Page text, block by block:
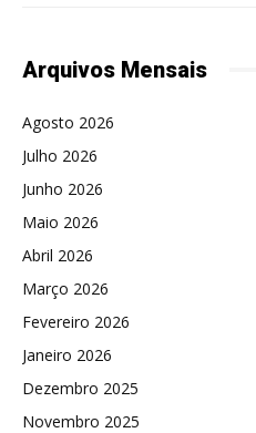
Arquivos Mensais
Agosto 2026
Julho 2026
Junho 2026
Maio 2026
Abril 2026
Março 2026
Fevereiro 2026
Janeiro 2026
Dezembro 2025
Novembro 2025